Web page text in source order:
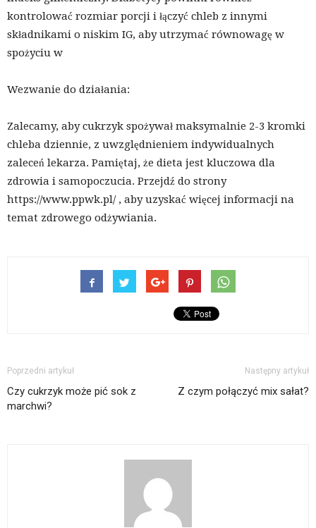
kontrolować rozmiar porcji i łączyć chleb z innymi
składnikami o niskim IG, aby utrzymać równowagę w
spożyciu w
Wezwanie do działania:
Zalecamy, aby cukrzyk spożywał maksymalnie 2-3 kromki
chleba dziennie, z uwzględnieniem indywidualnych
zaleceń lekarza. Pamiętaj, że dieta jest kluczowa dla
zdrowia i samopoczucia. Przejdź do strony
https://www.ppwk.pl/ , aby uzyskać więcej informacji na
temat zdrowego odżywiania.
Poprzedni artykuł
Czy cukrzyk może pić sok z
marchwi?
Następny artykuł
Z czym połączyć mix sałat?